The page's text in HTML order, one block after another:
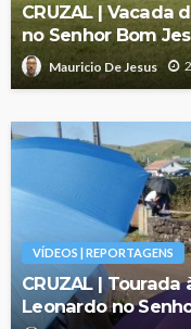
CRUZAL | Vacada
no Senhor Bom
Mauricio De Jesus
VÍDEOS | REPORTAGENS
CRUZAL |
Leonardo no